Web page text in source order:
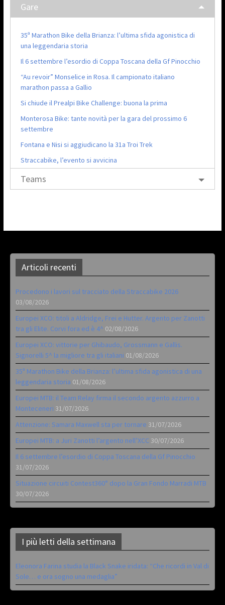
Gare
35ª Marathon Bike della Brianza: l’ultima sfida agonistica di
una leggendaria storia
Il 6 settembre l’esordio di Coppa Toscana della Gf Pinocchio
“Au revoir” Monselice in Rosa. Il campionato italiano
marathon passa a Gallio
Si chiude il Prealpi Bike Challenge: buona la prima
Monterosa Bike: tante novità per la gara del prossimo 6
settembre
Fontana e Nisi si aggiudicano la 31a Troi Trek
Straccabike, l’evento si avvicina
Teams
Articoli recenti
Procedono i lavori sul tracciato della Straccabike 2026
03/08/2026
Europei XCO: titoli a Aldridge, Frei e Hutter. Argento per Zanotti
tra gli Elite. Corvi fora ed è 4^ 02/08/2026
Europei XCO: vittorie per Ghibaudo, Grossmann e Gallis.
Signorelli 5^ la migliore tra gli italiani 01/08/2026
35ª Marathon Bike della Brianza: l’ultima sfida agonistica di una
leggendaria storia 01/08/2026
Europei MTB: il Team Relay firma il secondo argento azzurro a
Monteceneri 31/07/2026
Attenzione: Samara Maxwell sta per tornare 31/07/2026
Europei MTB: a Juri Zanotti l’argento nell’XCC 30/07/2026
Il 6 settembre l’esordio di Coppa Toscana della Gf Pinocchio
31/07/2026
Situazione circuiti Contest360° dopo la Gran Fondo Marradi MTB
30/07/2026
I più letti della settimana
Eleonora Farina studia la Black Snake iridata: “Che ricordi in Val di
Sole… e ora sogno una medaglia”